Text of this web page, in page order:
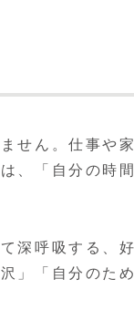
せん。仕事や
、「自分の時
深呼吸する、
」「自分のた